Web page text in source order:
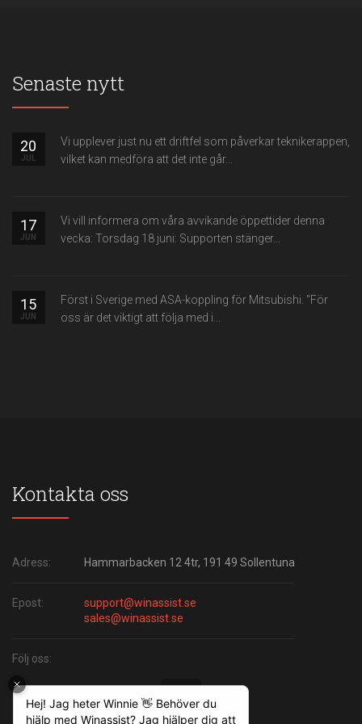
Senaste nytt
20
JUL
Vi upplever just nu ett driftfel som påverkar teknikerappen,
vilket kan medföra att det inte går...
17
JUN
Vi vill informera om våra avvikande öppettider denna
vecka: Torsdag 18 juni: Supporten stänger...
15
JUN
Först i Sverige med ASA-koppling för Mitsubishi. "För
oss är det viktigt att följa med i...
Kontakta oss
Adress: Hammarbacken 12 4tr, 191 49 Sollentuna
Epost:
support@winassist.se
sales@winassist.se
Följ oss: